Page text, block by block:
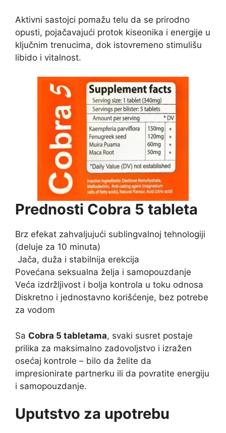
Aktivni sastojci pomažu telu da se prirodno
opusti, pojačavajući protok kiseonika i energije u
ključnim trenucima, dok istovremeno stimulišu
libido i vitalnost.
Prednosti Cobra 5 tableta
Brz efekat zahvaljujući sublingvalnoj tehnologiji
(deluje za 10 minuta)
Jača, duža i stabilnija erekcija
Povećana seksualna želja i samopouzdanje
Veća izdržljivost i bolja kontrola u toku odnosa
Diskretno i jednostavno korišćenje, bez potrebe
za vodom
Sa Cobra 5 tabletama, svaki susret postaje
prilika za maksimalno zadovoljstvo i izražen
osećaj kontrole – bilo da želite da
impresionirate partnerku ili da povratite energiju
i samopouzdanje.
Uputstvo za upotrebu